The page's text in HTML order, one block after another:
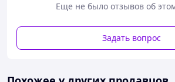
Еще не было отзывов об
Задать вопрос